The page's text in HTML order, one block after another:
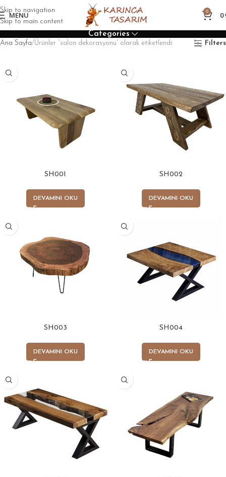
Skip to navigation
Skip to main content
MENU 0 0
Categories
Ana Sayfa Ürünler “salon dekorasyonu” olarak etiketlendi Filters
SH001
DEVAMINI OKU
SH002
DEVAMINI OKU
SH003
DEVAMINI OKU
SH004
DEVAMINI OKU